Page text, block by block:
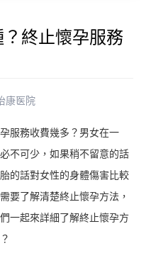
終止懷孕服務
康医院
服務收費幾多？男女在一
不可少，如果稍不留意的話
的話對女性的身體傷害比較
要了解清楚終止懷孕方法，
一起來詳細了解終止懷孕方